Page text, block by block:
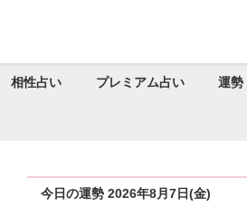
相性占い プレミアム占い 運勢
今日の運勢 2026年8月7日(金)